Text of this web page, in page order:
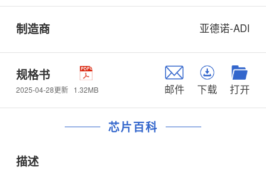
制造商 亚德诺-ADI
规格书
2025-04-28更新 1.32MB 邮件 下载 打开
芯片百科
描述